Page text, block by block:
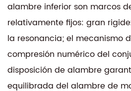
alambre inferior son marcos
relativamente fijos: gran
la resonancia; el mecanismo
compresión numérico del
disposición de alambre
equilibrada del alambre de